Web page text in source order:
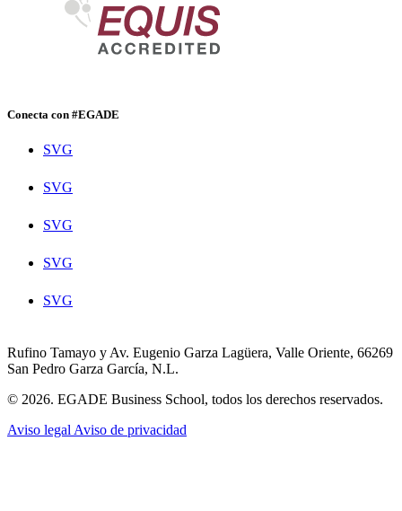
Conecta con #EGADE
SVG
SVG
SVG
SVG
SVG
Rufino Tamayo y Av. Eugenio Garza Lagüera, Valle Oriente, 66269
San Pedro Garza García, N.L.
© 2026. EGADE Business School, todos los derechos reservados.
Aviso legal Aviso de privacidad